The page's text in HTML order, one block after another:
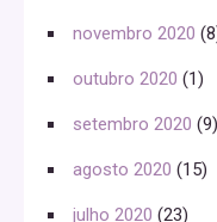
novembro 2020
outubro 2020 (1)
setembro 2020 (9)
agosto 2020 (15)
julho 2020 (23)